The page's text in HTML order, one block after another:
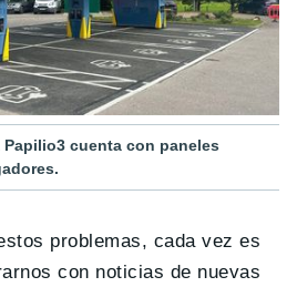
cuenta con paneles
problemas, cada vez es
con noticias de nuevas